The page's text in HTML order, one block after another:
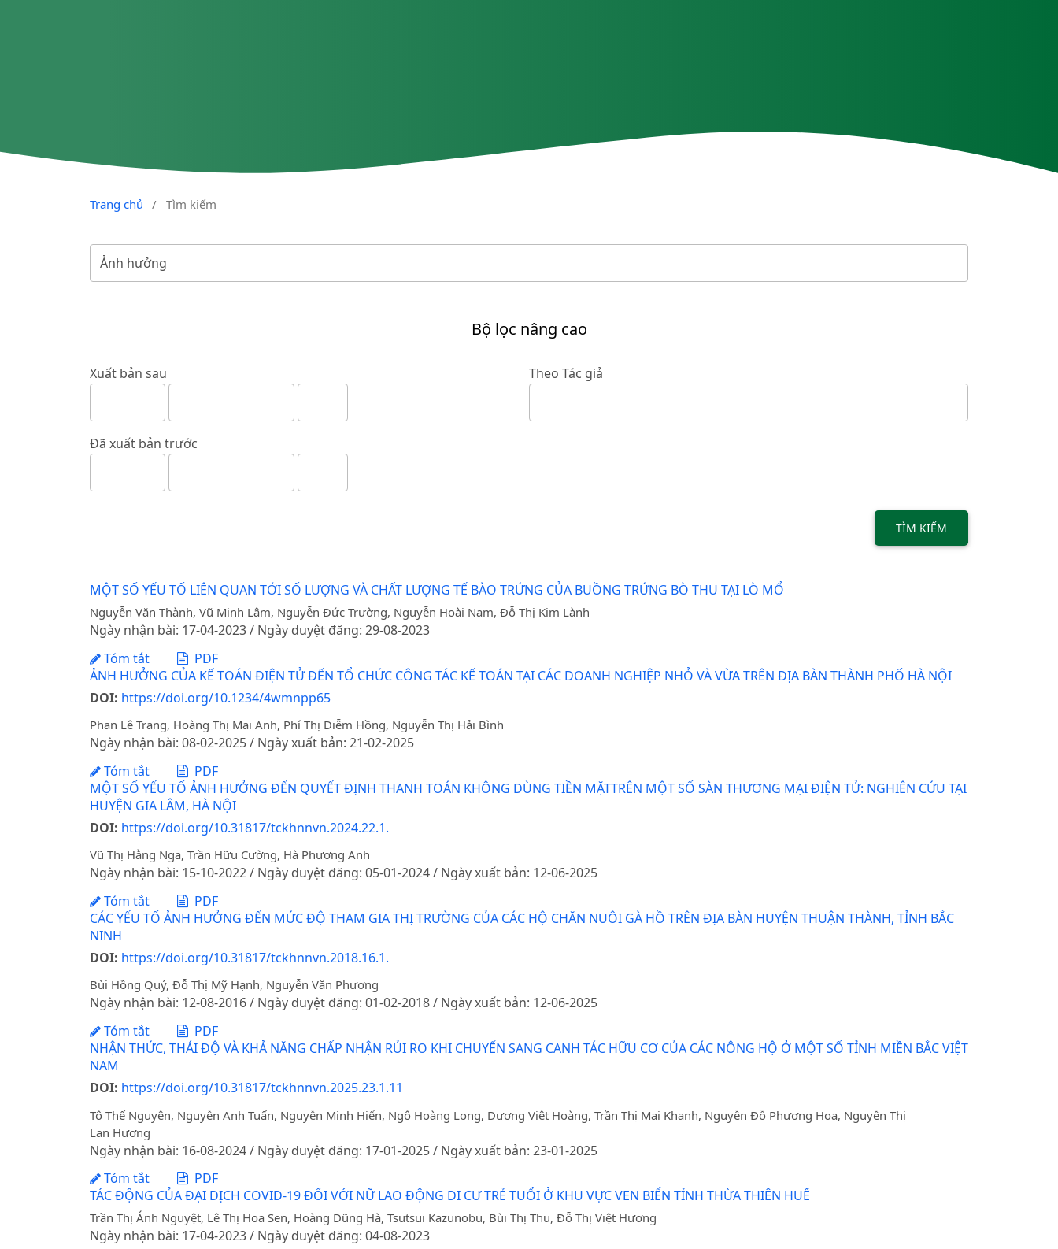
Trang chủ / Tìm kiếm
Bộ lọc nâng cao
Xuất bản sau
Đã xuất bản trước
Theo Tác giả
TÌM KIẾM
MỘT SỐ YẾU TỐ LIÊN QUAN TỚI SỐ LƯỢNG VÀ CHẤT LƯỢNG TẾ BÀO TRỨNG CỦA BUỒNG TRỨNG BÒ THU TẠI LÒ MỔ
Nguyễn Văn Thành, Vũ Minh Lâm, Nguyễn Đức Trường, Nguyễn Hoài Nam, Đỗ Thị Kim Lành
Ngày nhận bài: 17-04-2023 / Ngày duyệt đăng: 29-08-2023
Tóm tắt
PDF
ẢNH HƯỞNG CỦA KẾ TOÁN ĐIỆN TỬ ĐẾN TỔ CHỨC CÔNG TÁC KẾ TOÁN TẠI CÁC DOANH NGHIỆP NHỎ VÀ VỪA TRÊN ĐỊA BÀN THÀNH PHỐ HÀ NỘI
DOI: https://doi.org/10.1234/4wmnpp65
Phan Lê Trang, Hoàng Thị Mai Anh, Phí Thị Diễm Hồng, Nguyễn Thị Hải Bình
Ngày nhận bài: 08-02-2025 / Ngày xuất bản: 21-02-2025
Tóm tắt
PDF
MỘT SỐ YẾU TỐ ẢNH HƯỞNG ĐẾN QUYẾT ĐỊNH THANH TOÁN KHÔNG DÙNG TIỀN MẶTTRÊN MỘT SỐ SÀN THƯƠNG MẠI ĐIỆN TỬ: NGHIÊN CỨU TẠI
HUYỆN GIA LÂM, HÀ NỘI
DOI: https://doi.org/10.31817/tckhnnvn.2024.22.1.
Vũ Thị Hằng Nga, Trần Hữu Cường, Hà Phương Anh
Ngày nhận bài: 15-10-2022 / Ngày duyệt đăng: 05-01-2024 / Ngày xuất bản: 12-06-2025
Tóm tắt
PDF
CÁC YẾU TỐ ẢNH HƯỞNG ĐẾN MỨC ĐỘ THAM GIA THỊ TRƯỜNG CỦA CÁC HỘ CHĂN NUÔI GÀ HỒ TRÊN ĐỊA BÀN HUYỆN THUẬN THÀNH, TỈNH BẮC
NINH
DOI: https://doi.org/10.31817/tckhnnvn.2018.16.1.
Bùi Hồng Quý, Đỗ Thị Mỹ Hạnh, Nguyễn Văn Phương
Ngày nhận bài: 12-08-2016 / Ngày duyệt đăng: 01-02-2018 / Ngày xuất bản: 12-06-2025
Tóm tắt
PDF
NHẬN THỨC, THÁI ĐỘ VÀ KHẢ NĂNG CHẤP NHẬN RỦI RO KHI CHUYỂN SANG CANH TÁC HỮU CƠ CỦA CÁC NÔNG HỘ Ở MỘT SỐ TỈNH MIỀN BẮC VIỆT
NAM
DOI: https://doi.org/10.31817/tckhnnvn.2025.23.1.11
Tô Thế Nguyên, Nguyễn Anh Tuấn, Nguyễn Minh Hiển, Ngô Hoàng Long, Dương Việt Hoàng, Trần Thị Mai Khanh, Nguyễn Đỗ Phương Hoa, Nguyễn Thị
Lan Hương
Ngày nhận bài: 16-08-2024 / Ngày duyệt đăng: 17-01-2025 / Ngày xuất bản: 23-01-2025
Tóm tắt
PDF
TÁC ĐỘNG CỦA ĐẠI DỊCH COVID-19 ĐỐI VỚI NỮ LAO ĐỘNG DI CƯ TRẺ TUỔI Ở KHU VỰC VEN BIỂN TỈNH THỪA THIÊN HUẾ
Trần Thị Ánh Nguyệt, Lê Thị Hoa Sen, Hoàng Dũng Hà, Tsutsui Kazunobu, Bùi Thị Thu, Đỗ Thị Việt Hương
Ngày nhận bài: 17-04-2023 / Ngày duyệt đăng: 04-08-2023